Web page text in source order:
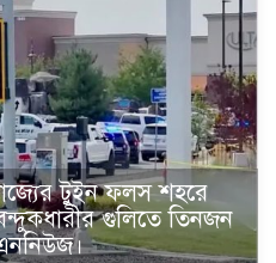
টুইন ফলস শহরে
গুলিতে তিনজন